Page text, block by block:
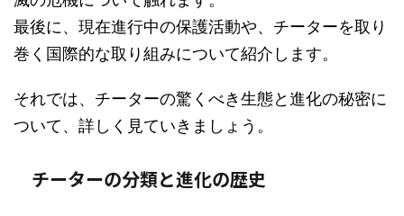
最後に、現在進行中の保護活動や、チーターを取り
巻く国際的な取り組みについて紹介します。
それでは、チーターの驚くべき生態と進化の秘密に
ついて、詳しく見ていきましょう。
チーターの分類と進化の歴史